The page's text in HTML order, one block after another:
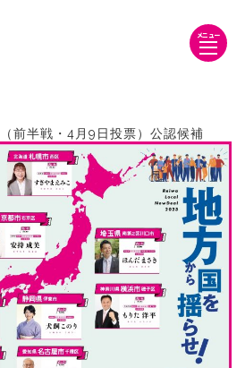
メニュー
前半戦・4月9日投票）公認候補